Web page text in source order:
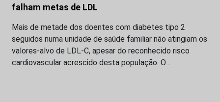
falham metas de LDL
Mais de metade dos doentes com diabetes tipo 2
seguidos numa unidade de saúde familiar não atingiam os
valores-alvo de LDL-C, apesar do reconhecido risco
cardiovascular acrescido desta população. O…